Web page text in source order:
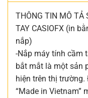
THÔNG TIN MÔ TẢ
TAY CASIOFX (in
nắp)
-Nắp máy tính cầm
bắt mắt là một sản
hiện trên thị
“Made in Vietnam”